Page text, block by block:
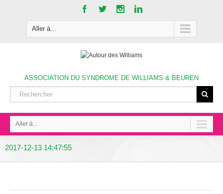
Aller à...
ASSOCIATION DU SYNDROME DE WILLIAMS & BEUREN
Aller à...
2017-12-13 14:47:55